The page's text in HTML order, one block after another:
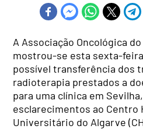
A Associação Oncológica
mostrou-se esta sexta-feira
possível transferência dos
radioterapia prestados a
para uma clínica em
esclarecimentos ao Centro
Universitário do Algarve